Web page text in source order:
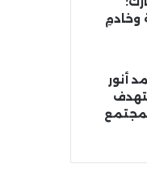
وخادمِ
أنور